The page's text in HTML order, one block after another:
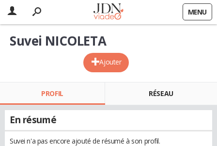
MENU
Ajouter
Suvei NICOLETA
PROFIL RÉSEAU
En résumé
Suvei n'a pas encore ajouté de résumé à son profil.